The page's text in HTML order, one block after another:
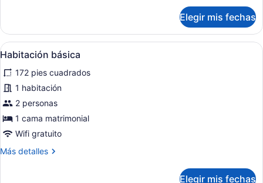
básica
doble,
para
fumadores
Elegir mis fechas
Abrir
todas
las
fotos
de
Habitación
básica
Una cama con dosel, sábanas
12
Habitación básica
172 pies cuadrados
1 habitación
2 personas
1 cama matrimonial
Wifi gratuito
Más detalles
Más
Elegir mis fechas